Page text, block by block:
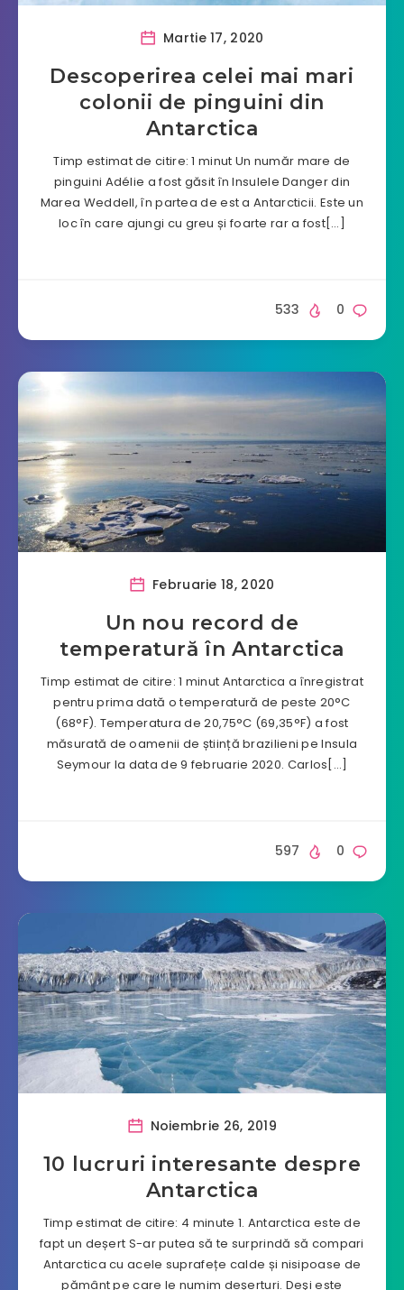
Martie 17, 2020
Descoperirea celei mai mari
colonii de pinguini din
Antarctica
Timp estimat de citire: 1 minut Un număr mare de
pinguini Adélie a fost găsit în Insulele Danger din
Marea Weddell, în partea de est a Antarcticii. Este un
loc în care ajungi cu greu și foarte rar a fost[…]
0
533
Februarie 18, 2020
Un nou record de
temperatură în Antarctica
Timp estimat de citire: 1 minut Antarctica a înregistrat
pentru prima dată o temperatură de peste 20°C
(68°F). Temperatura de 20,75°C (69,35°F) a fost
măsurată de oamenii de știință brazilieni pe Insula
Seymour la data de 9 februarie 2020. Carlos[…]
0
597
Noiembrie 26, 2019
10 lucruri interesante despre
Antarctica
Timp estimat de citire: 4 minute 1. Antarctica este de
fapt un deșert S-ar putea să te surprindă să compari
Antarctica cu acele suprafețe calde și nisipoase de
pământ pe care le numim deșerturi. Deşi este